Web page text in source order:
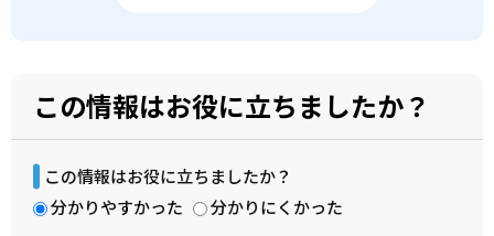
この情報はお役に立ちましたか？
この情報はお役に立ちましたか？
分かりやすかった
分かりにくかった